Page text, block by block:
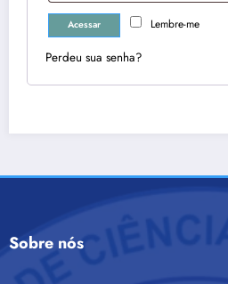
Lembre-me
Acessar
Perdeu sua senha?
Sobre nós